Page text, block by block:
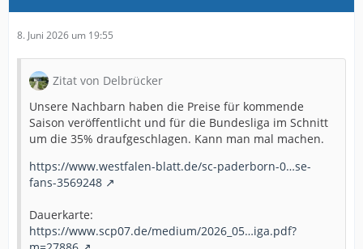
8. Juni 2026 um 19:55
Zitat von Delbrücker
Unsere Nachbarn haben die Preise für kommende
Saison veröffentlicht und für die Bundesliga im Schnitt
um die 35% draufgeschlagen. Kann man mal machen.
https://www.westfalen-blatt.de/sc-paderborn-0…se-
fans-3569248
Dauerkarte:
https://www.scp07.de/medium/2026_05…iga.pdf?